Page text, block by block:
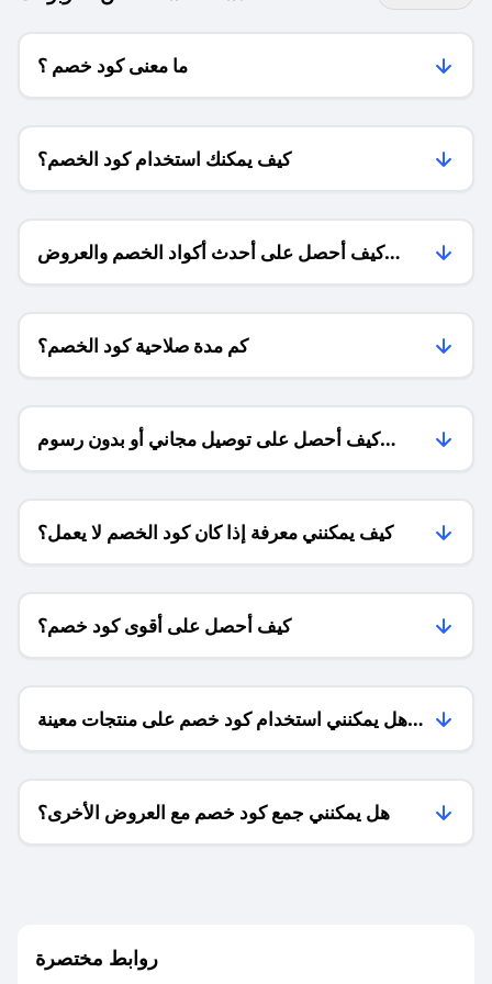
ما معنى كود خصم ؟
كيف يمكنك استخدام كود الخصم؟
كيف أحصل على أحدث أكواد الخصم والعروض
للمتاجر؟
كم مدة صلاحية كود الخصم؟
كيف أحصل على توصيل مجاني أو بدون رسوم
الشحن ؟
كيف يمكنني معرفة إذا كان كود الخصم لا يعمل؟
كيف أحصل على أقوى كود خصم؟
هل يمكنني استخدام كود خصم على منتجات معينة
فقط؟
هل يمكنني جمع كود خصم مع العروض الأخرى؟
روابط مختصرة